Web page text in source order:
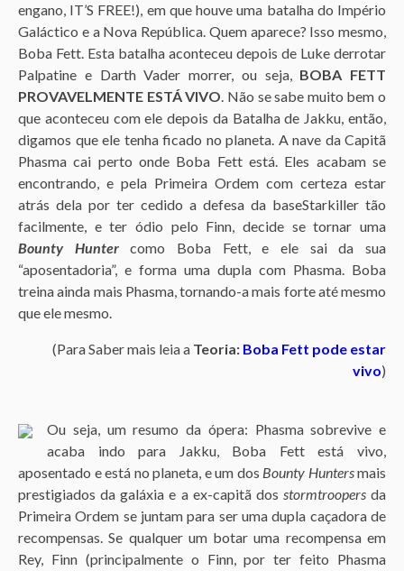
engano, IT’S FREE!), em que houve uma batalha do Império
Galáctico e a Nova República. Quem aparece? Isso mesmo,
Boba Fett. Esta batalha aconteceu depois de Luke derrotar
Palpatine e Darth Vader morrer, ou seja, BOBA FETT
PROVAVELMENTE ESTÁ VIVO. Não se sabe muito bem o
que aconteceu com ele depois da Batalha de Jakku, então,
digamos que ele tenha ficado no planeta. A nave da Capitã
Phasma cai perto onde Boba Fett está. Eles acabam se
encontrando, e pela Primeira Ordem com certeza estar
atrás dela por ter cedido a defesa da baseStarkiller tão
facilmente, e ter ódio pelo Finn, decide se tornar uma
Bounty Hunter
como Boba Fett, e ele sai da sua
“aposentadoria”, e forma uma dupla com Phasma. Boba
treina ainda mais Phasma, tornando-a mais forte até mesmo
que ele mesmo.
(Para Saber mais leia a Teoria: Boba Fett pode estar
vivo)
Ou seja, um resumo da ópera: Phasma sobrevive e
acaba indo para Jakku, Boba Fett está vivo,
aposentado e está no planeta, e um dos Bounty Huntersmais
prestigiados da galáxia e a ex-capitã dos stormtroopersda
Primeira Ordem se juntam para ser uma dupla caçadora de
recompensas. Se qualquer um botar uma recompensa em
Rey, Finn (principalmente o Finn, por ter feito Phasma